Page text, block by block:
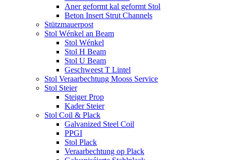
Aner geformt kal geformt Stol
Beton Insert Strut Channels
Stützmauerpost
Stol Wénkel an Beam
Stol Wénkel
Stol H Beam
Stol U Beam
Geschweest T Lintel
Stol Veraarbechtung Mooss Service
Stol Steier
Steiger Prop
Kader Steier
Stol Coil & Plack
Galvanized Steel Coil
PPGI
Stol Plack
Veraarbechtung op Plack